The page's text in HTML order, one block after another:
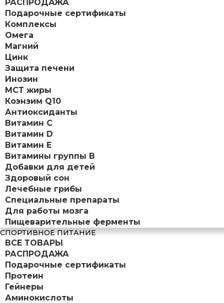
РАСПРОДАЖА
Подарочные сертификаты
Комплексы
Омега
Магний
Цинк
Защита печени
Инозин
МСТ жиры
Коэнзим Q10
Антиоксиданты
Витамин С
Витамин D
Витамин Е
Витамины группы B
Добавки для детей
Здоровый сон
Лечебные грибы
Специальные препараты
Для работы мозга
Пищеварительные ферменты
СПОРТИВНОЕ ПИТАНИЕ
ВСЕ ТОВАРЫ
РАСПРОДАЖА
Подарочные сертификаты
Протеин
Гейнеры
Аминокислоты